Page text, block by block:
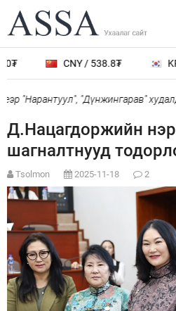
CNY / 538.8₮
"Нарантуул", "Дүнжингарав"
Д.Нацагдоржийн
шагналтнууд
Tsolmon 2025-11-18 2